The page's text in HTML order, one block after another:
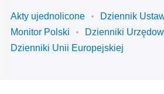
Akty ujednolicone
Dziennik
Monitor Polski
Dzienniki
Dzienniki Unii Europejskiej